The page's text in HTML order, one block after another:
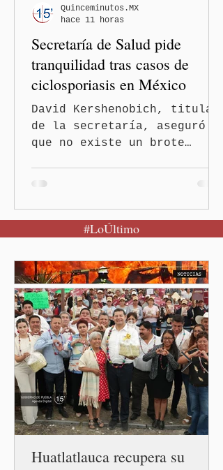
Secretaría de Salud pide
tranquilidad tras casos de
ciclosporiasis en México
David Kershenobich, titular
de la secretaría, aseguró
que no existe un brote
secretario de Salud
federal, David Kershenobich
exista un brote activo de
ciclosporiasis en México,
luego del incremento de
casos registrado en Estados
Unidos. Durante la
conferencia matutina en
Palacio Nacional, el
funcionario informó que en
el país únicamente se han
confirmado 33 casos de esta
enferme
Quinceminutos.MX
hace 11 horas
#LoÚltimo
Huatlatlauca recupera su